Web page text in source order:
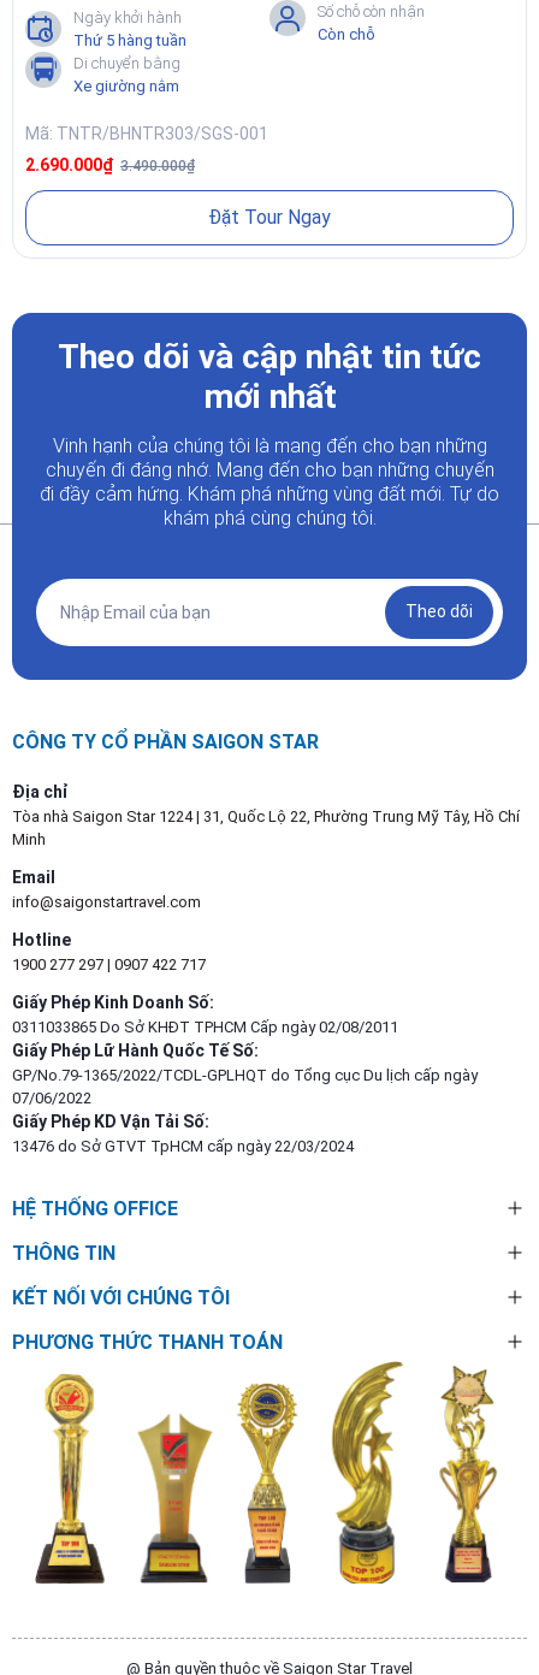
Ngày khởi hành
Thứ 5 hàng tuần
Số chỗ còn nhận
Còn chỗ
Di chuyển bằng
Xe giường nằm
Mã: TNTR/BHNTR303/SGS-001
2.690.000₫ 3.490.000₫
Đặt Tour Ngay
Theo dõi và cập nhật tin tức
mới nhất
Vinh hạnh của chúng tôi là mang đến cho bạn những
chuyến đi đáng nhớ. Mang đến cho bạn những chuyến
đi đầy cảm hứng. Khám phá những vùng đất mới. Tự do
khám phá cùng chúng tôi.
Theo dõi
CÔNG TY CỔ PHẦN SAIGON STAR
Địa chỉ
Tòa nhà Saigon Star 1224 | 31, Quốc Lộ 22, Phường Trung Mỹ Tây, Hồ Chí
Minh
Email
info@saigonstartravel.com
Hotline
1900 277 297 | 0907 422 717
Giấy Phép Kinh Doanh Số:
0311033865 Do Sở KHĐT TPHCM Cấp ngày 02/08/2011
Giấy Phép Lữ Hành Quốc Tế Số:
GP/No.79-1365/2022/TCDL-GPLHQT do Tổng cục Du lịch cấp ngày
07/06/2022
Giấy Phép KD Vận Tải Số:
13476 do Sở GTVT TpHCM cấp ngày 22/03/2024
HỆ THỐNG OFFICE
THÔNG TIN
KẾT NỐI VỚI CHÚNG TÔI
PHƯƠNG THỨC THANH TOÁN
@ Bản quyền thuộc về Saigon Star Travel